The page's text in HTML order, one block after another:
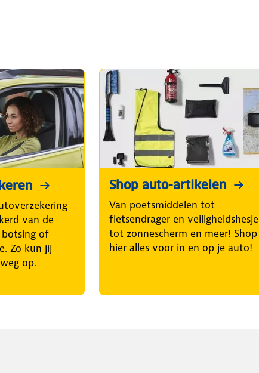
van de
botsing of
Zo kun jij
op.
Shop auto-artikelen
Van poetsmiddelen tot
fietsendrager en veiligheidshesje
tot zonnescherm en meer! Shop
hier alles voor in en op je auto!